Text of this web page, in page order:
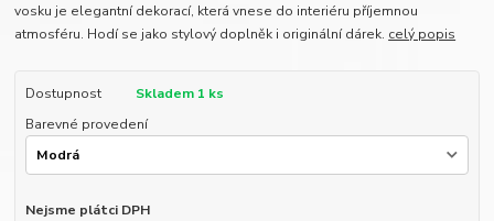
vosku je elegantní dekorací, která vnese do interiéru příjemnou
atmosféru. Hodí se jako stylový doplněk i originální dárek. celý popis
Dostupnost
Skladem 1 ks
Barevné provedení
Nejsme plátci DPH